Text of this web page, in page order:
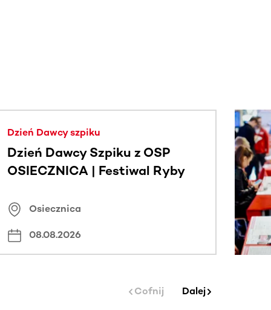
Dzień Dawcy szpiku
Dzień Dawcy Szpiku z OSP
OSIECZNICA | Festiwal Ryby
Osiecznica
08.08.2026
Cofnij Dalej